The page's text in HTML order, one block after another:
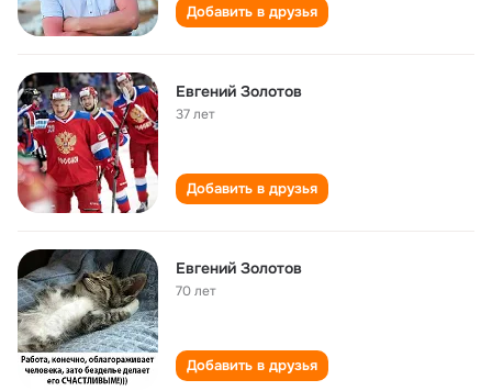
Добавить в друзья
Евгений Золотов
37 лет
Добавить в друзья
Евгений Золотов
70 лет
Добавить в друзья